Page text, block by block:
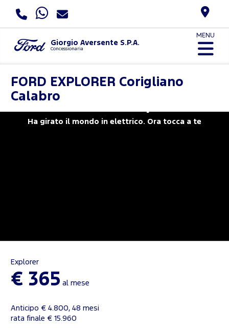
Giorgio Aversente S.P.A.
Concessionaria
MENU
FORD EXPLORER Corigliano
Calabro
Ha girato il mondo in elettrico. Ora tocca a te
Explorer
€ 365 al mese
Anticipo € 4.800, 48 mesi
rata finale € 15.960